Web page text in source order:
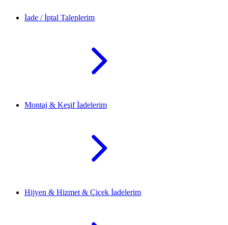
İade / İptal Taleplerim
Montaj & Keşif İadelerim
Hijyen & Hizmet & Çiçek İadelerim